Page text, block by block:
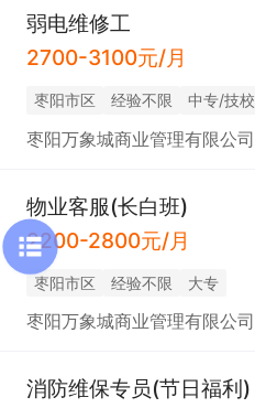
弱电维修工
2700-3100元/月
枣阳市区 经验不限 中专/技校
枣阳万象城商业管理有限公司
物业客服(长白班)
2200-2800元/月
枣阳市区 经验不限 大专
枣阳万象城商业管理有限公司
消防维保专员(节日福利)